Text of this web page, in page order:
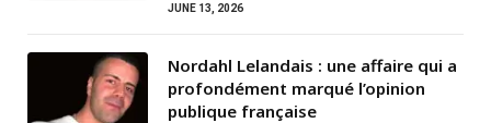
JUNE 13, 2026
Nordahl Lelandais : une affaire qui a
profondément marqué l’opinion
publique française